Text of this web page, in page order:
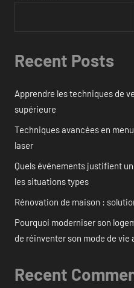
Recent Posts
Apprendre les techniques de
supérieure
Techniques avancées en
laser
Quels événements justifient
les situations types
Rénovation de maison :
Pourquoi moderniser son
de réinventer son mode de vie
Recent